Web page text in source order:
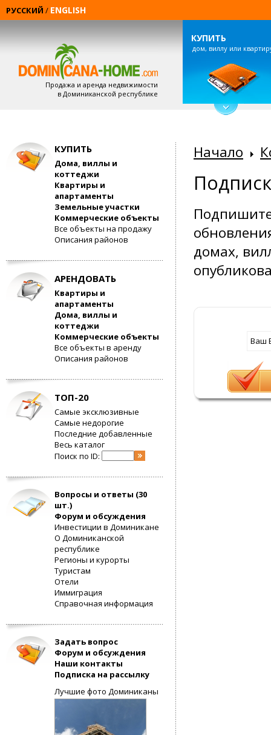
РУССКИЙ / ENGLISH
Продажа и аренда недвижимости
в Доминиканской республике
КУПИТЬ
дом, виллу или
КУПИТЬ
Дома, виллы и
коттеджи
Квартиры и
апартаменты
Земельные участки
Коммерческие объекты
Все объекты на продажу
Описания районов
АРЕНДОВАТЬ
Квартиры и
апартаменты
Дома, виллы и
коттеджи
Коммерческие объекты
Все объекты в аренду
Описания районов
ТОП-20
Самые эксклюзивные
Самые недорогие
Последние добавленные
Весь каталог
Поиск по ID:
Вопросы и ответы (30
шт.)
Форум и обсуждения
Инвестиции в Доминикане
О Доминиканской
республике
Регионы и курорты
Туристам
Отели
Иммиграция
Справочная информация
Задать вопрос
Форум и обсуждения
Наши контакты
Подписка на рассылку
Лучшие фото Доминиканы
Начало
домах,
Ваш